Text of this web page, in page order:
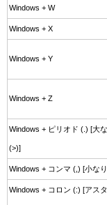
Windows + W
Windows + X
Windows + Y
Windows + Z
Windows + ピリオド (.) [大
(>)]
Windows + コンマ (,) [小な
Windows + コロン (:) [アスタ